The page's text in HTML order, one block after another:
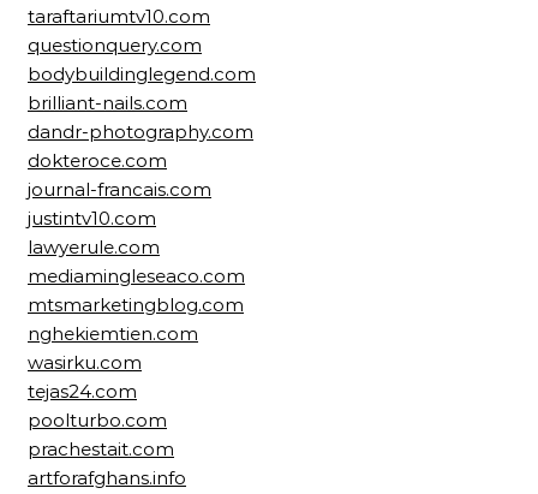
taraftariumtv10.com
questionquery.com
bodybuildinglegend.com
brilliant-nails.com
dandr-photography.com
dokteroce.com
journal-francais.com
justintv10.com
lawyerule.com
mediamingleseaco.com
mtsmarketingblog.com
nghekiemtien.com
wasirku.com
tejas24.com
poolturbo.com
prachestait.com
artforafghans.info